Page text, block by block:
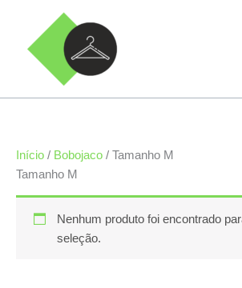
conteúdo
Início / Bobojaco / Tamanho M
Tamanho M
Nenhum produto foi encontrado
seleção.